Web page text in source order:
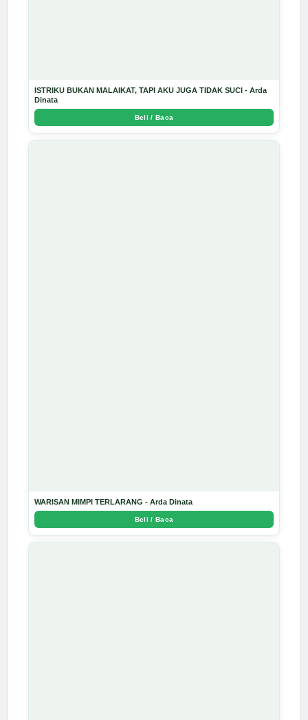
ISTRIKU BUKAN MALAIKAT, TAPI AKU JUGA TIDAK SUCI - Arda
Dinata
Beli / Baca
WARISAN MIMPI TERLARANG - Arda Dinata
Beli / Baca